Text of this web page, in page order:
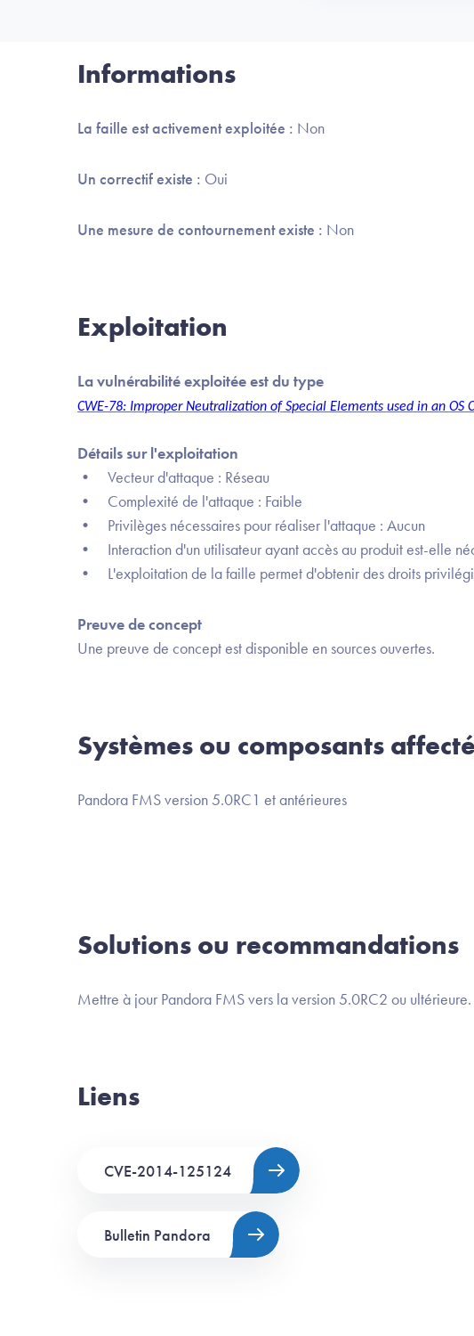
Informations
La faille est activement exploitée : Non
Un correctif existe : Oui
Une mesure de contournement existe : Non
Exploitation
La vulnérabilité exploitée est du type
CWE-78: Improper Neutralization of Special Elements used in an OS
Détails sur l'exploitation
• Vecteur d'attaque : Réseau
• Complexité de l'attaque : Faible
• Privilèges nécessaires pour réaliser l'attaque : Aucun
• Interaction d'un utilisateur ayant accès au produit est-elle
• L'exploitation de la faille permet d'obtenir des droits
Preuve de concept
Une preuve de concept est disponible en sources ouvertes.
Systèmes ou composants
Pandora FMS version 5.0RC1 et antérieures
Solutions ou recommandations
Mettre à jour Pandora FMS vers la version 5.0RC2 ou ultérieure.
Liens
CVE-2014-125124
Bulletin Pandora